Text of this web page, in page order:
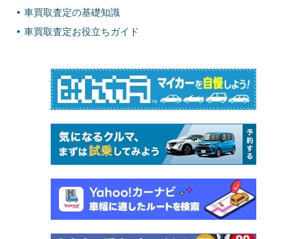
車買取査定の基礎知識
車買取査定お役立ちガイド